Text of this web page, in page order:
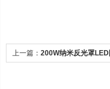
上一篇： 200W纳米反光罩